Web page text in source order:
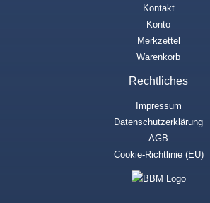
Kontakt
Konto
Merkzettel
Warenkorb
Rechtliches
Impressum
Datenschutzerklärung
AGB
Cookie-Richtlinie (EU)